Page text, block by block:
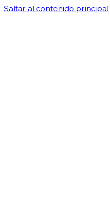
Saltar al contenido principal